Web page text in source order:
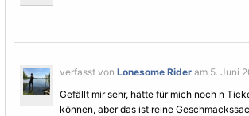
verfasst von Lonesome Rideram 5. Juni
Gefällt mir sehr, hätte für mich noch n
können, aber das ist reine